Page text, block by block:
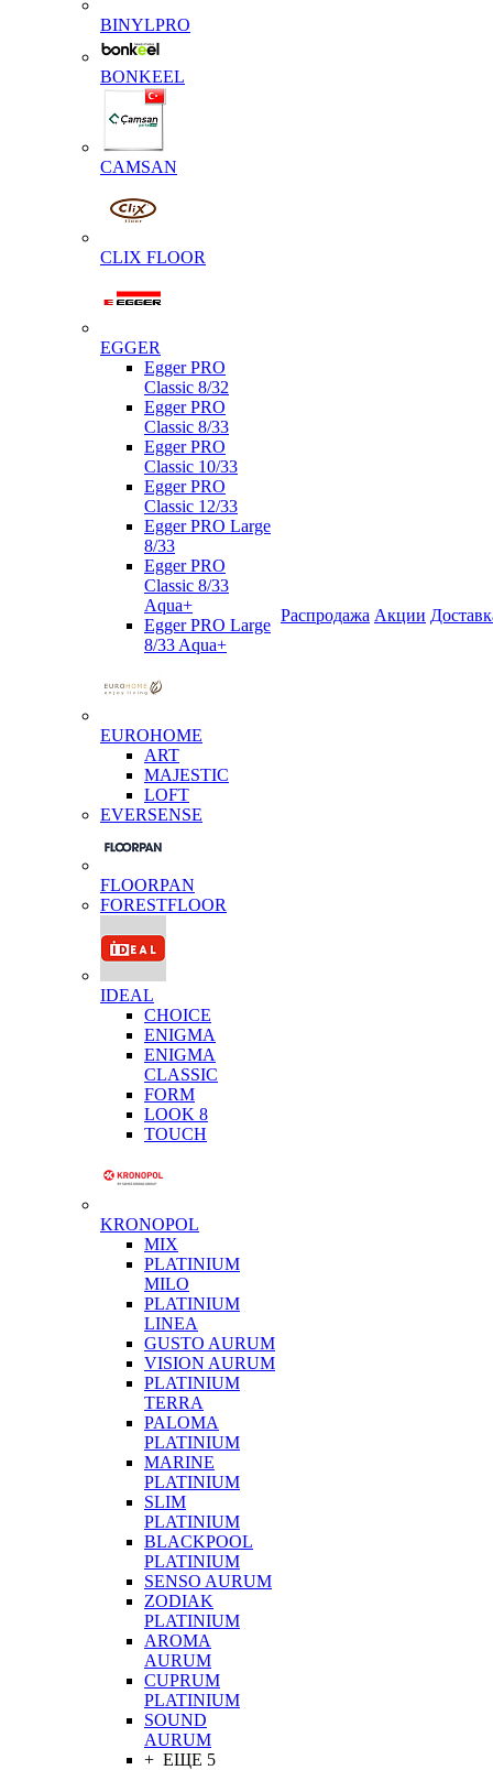
BINYLPRO
BONKEEL
CAMSAN
CLIX FLOOR
EGGER
Egger PRO
Classic 8/32
Egger PRO
Classic 8/33
Egger PRO
Classic 10/33
Egger PRO
Classic 12/33
Egger PRO Large
8/33
Egger PRO
Classic 8/33
Aqua+
Egger PRO Large
8/33 Aqua+
EUROHOME
ART
MAJESTIC
LOFT
EVERSENSE
FLOORPAN
FORESTFLOOR
IDEAL
CHOICE
ENIGMA
ENIGMA
CLASSIC
FORM
LOOK 8
TOUCH
KRONOPOL
MIX
PLATINIUM
MILO
PLATINIUM
LINEA
GUSTO AURUM
VISION AURUM
PLATINIUM
TERRA
PALOMA
PLATINIUM
MARINE
PLATINIUM
SLIM
PLATINIUM
BLACKPOOL
PLATINIUM
SENSO AURUM
ZODIAK
PLATINIUM
AROMA
AURUM
CUPRUM
PLATINIUM
SOUND
AURUM
+ ЕЩЕ 5
Распродажа Акции